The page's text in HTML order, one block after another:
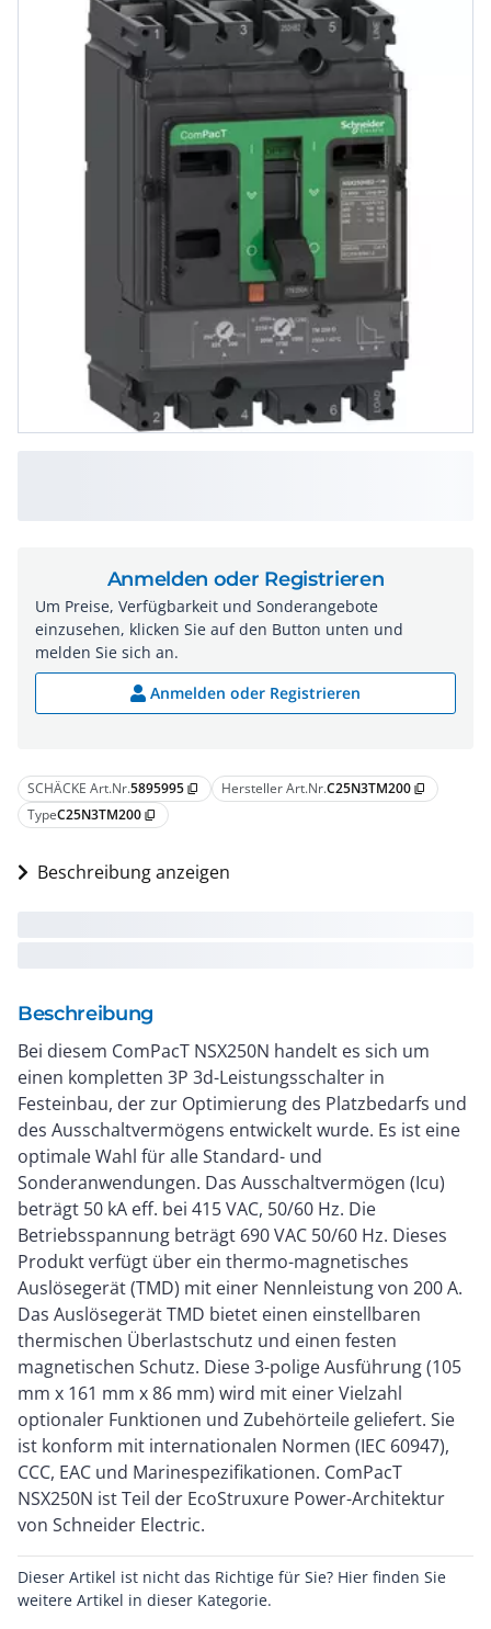
SCHÄCKE Art.Nr.5895995 content_copy Hersteller Art.Nr.C25N3TM200 content_copy
TypeC25N3TM200 content_copy
Beschreibung anzeigen
Beschreibung
Bei diesem ComPacT NSX250N handelt es sich um
einen kompletten 3P 3d-Leistungsschalter in
Festeinbau, der zur Optimierung des Platzbedarfs und
des Ausschaltvermögens entwickelt wurde. Es ist eine
optimale Wahl für alle Standard- und
Sonderanwendungen. Das Ausschaltvermögen (Icu)
beträgt 50 kA eff. bei 415 VAC, 50/60 Hz. Die
Betriebsspannung beträgt 690 VAC 50/60 Hz. Dieses
Produkt verfügt über ein thermo-magnetisches
Auslösegerät (TMD) mit einer Nennleistung von 200 A.
Das Auslösegerät TMD bietet einen einstellbaren
thermischen Überlastschutz und einen festen
magnetischen Schutz. Diese 3-polige Ausführung (105
mm x 161 mm x 86 mm) wird mit einer Vielzahl
optionaler Funktionen und Zubehörteile geliefert. Sie
ist konform mit internationalen Normen (IEC 60947),
CCC, EAC und Marinespezifikationen. ComPacT
NSX250N ist Teil der EcoStruxure Power-Architektur
von Schneider Electric.
Dieser Artikel ist nicht das Richtige für Sie? Hier finden Sie
weitere Artikel in dieser Kategorie.
Anmelden oder Registrieren
Um Preise, Verfügbarkeit und Sonderangebote
einzusehen, klicken Sie auf den Button unten und
melden Sie sich an.
Anmelden oder Registrieren